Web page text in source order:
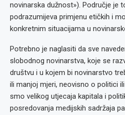
novinarska dužnost»). Područje je
podrazumijeva primjenu etičkih i
konkretnim situacijama u
Potrebno je naglasiti da sve
slobodnog novinarstva, koje se
društvu i u kojem bi novinarstvo
ili manjoj mjeri, neovisno o politici
smo velikog utjecaja kapitala i
posredovanja medijskih sadržaja